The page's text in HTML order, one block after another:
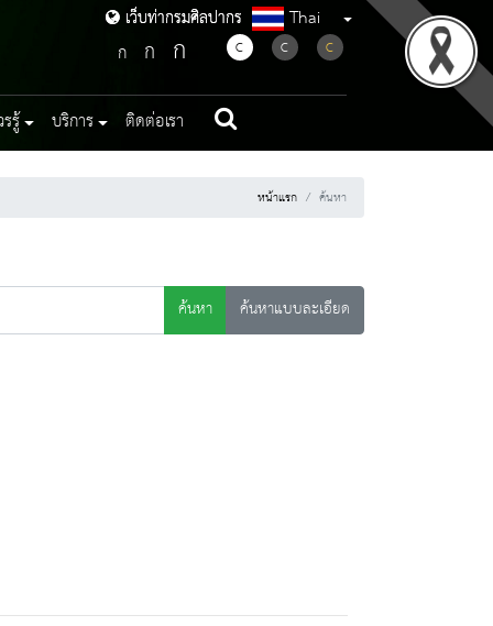
เว็บท่ากรมศิลปากร
เว็บท่ากรมศิลปากร Thai
ก ก ก C C C
รู้ บริการ ติดต่อเรา
หน้าแรก ค้นหา
ค้นหา
ค้นหาแบบละเอียด